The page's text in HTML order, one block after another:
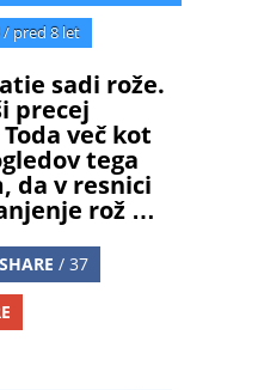
/ pred 8 let
sadi rože.
precej
več kot
tega
da v resnici
rož …
SHARE / 37